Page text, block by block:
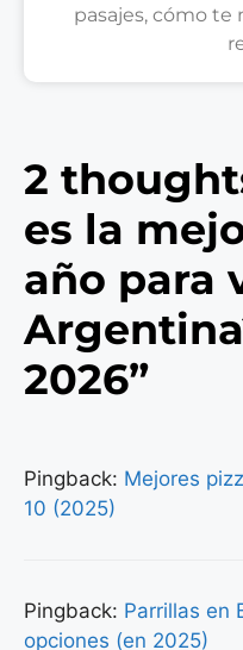
pasajes, cómo te
2
es la
año para
2026”
Pingback: Mejores
10 (2025)
Pingback: Parrillas en
opciones (en 2025)